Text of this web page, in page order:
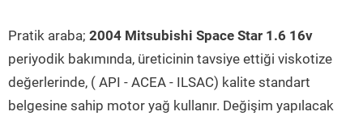
Pratik araba; 2004 Mitsubishi Space Star 1.6 16v
periyodik bakımında, üreticinin tavsiye ettiği viskotize
değerlerinde, ( API - ACEA - ILSAC) kalite standart
belgesine sahip motor yağ kullanır. Değişim yapılacak